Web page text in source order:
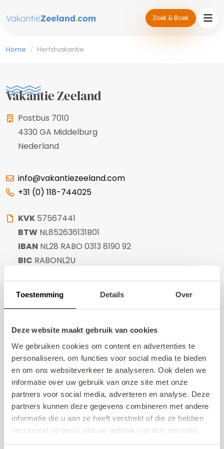
Toestemming Details Over
Deze website maakt gebruik van cookies
We gebruiken cookies om content en advertenties te
personaliseren, om functies voor social media te bieden
en om ons websiteverkeer te analyseren. Ook delen we
informatie over uw gebruik van onze site met onze
partners voor social media, adverteren en analyse. Deze
partners kunnen deze gegevens combineren met andere
informatie die u aan ze heeft verstrekt of die ze hebben
verzameld op basis van uw gebruik van hun services.
Zoek & Boek
Home / Herfstvakantie
Vakantie Zeeland
Postbus 7010
4330 GA Middelburg
Nederland
info@vakantiezeeland.com
+31 (0) 118-744025
KVK 57567441
BTW NL852636131B01
IBAN NL28 RABO 0313 8190 92
BIC RABONL2U
In de omgeving
Vakantiehuis Breskens
Vakantiehuis Domburg
Vakantiehuis Kamperland
Vakantiehuis Oostkapelle
Vakantiehuis Ouddorp
Vakantiehuis Vlissingen
Vakantiehuis Vrouwenpolder